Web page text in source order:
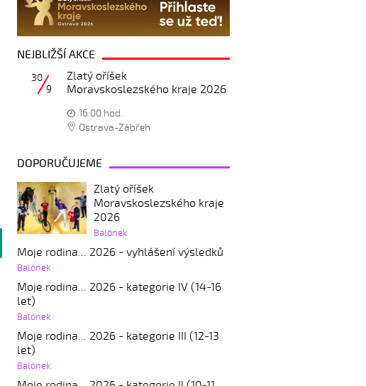
NEJBLIŽŠÍ AKCE
Zlatý oříšek
Moravskoslezského kraje 2026
30
9
16:00 hod.
Ostrava-Zábřeh
DOPORUČUJEME
Zlatý oříšek
Moravskoslezského kraje
2026
Balónek
Moje rodina... 2026 - vyhlášení výsledků
Balónek
Moje rodina... 2026 - kategorie IV (14-16
let)
Balónek
Moje rodina... 2026 - kategorie III (12-13
let)
Balónek